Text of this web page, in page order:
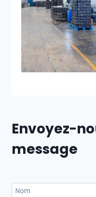
Envoyez-
message